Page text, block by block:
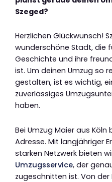
Szeged?
Herzlichen Glückwunsch!
wunderschöne Stadt, die
Geschichte und ihre
ist. Um deinen Umzug so
gestalten, ist es wichtig,
zuverlässiges
haben.
Bei Umzug Maier aus
Adresse. Mit langjähriger
starken Netzwerk bieten
Umzugsservice, der
zugeschnitten ist. Von der